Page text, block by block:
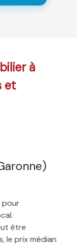
à
et
pour
être
le prix médian